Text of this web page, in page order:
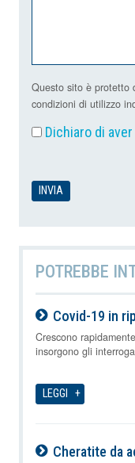
Questo sito è protetto
condizioni di utilizzo
Dichiaro di
POTREBBE
Covid-19 in
09-08-2026
Crescono
insorgono gli
LEGGI
Cheratite da